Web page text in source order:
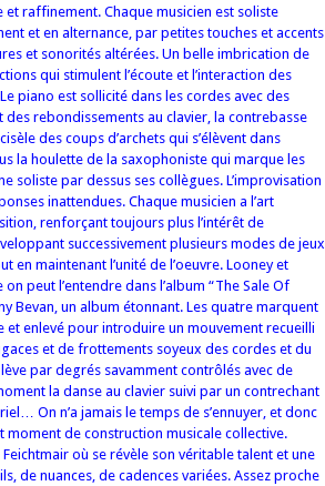
et raffinement. Chaque musicien est soliste
et en alternance, par petites touches et accents
et sonorités altérées. Un belle imbrication de
qui stimulent l’écoute et l’interaction des
piano est sollicité dans les cordes avec des
des rebondissements au clavier, la contrebasse
des coups d’archets qui s’élèvent dans
la houlette de la saxophoniste qui marque les
soliste par dessus ses collègues. L’improvisation
inattendues. Chaque musicien a l’art
renforçant toujours plus l’intérêt de
successivement plusieurs modes de jeux
maintenant l’unité de l’oeuvre. Looney et
peut l’entendre dans l’album “The Sale Of
Bevan, un album étonnant. Les quatre marquent
et enlevé pour introduire un mouvement recueilli
et de frottements soyeux des cordes et du
par degrés savamment contrôlés avec de
la danse au clavier suivi par un contrechant
On n’a jamais le temps de s’ennuyer, et donc
de construction musicale collective.
où se révèle son véritable talent et une
de nuances, de cadences variées. Assez proche